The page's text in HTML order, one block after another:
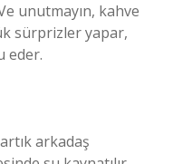
unutmayın, kahve
sürprizler yapar,
eder.
arkadaş